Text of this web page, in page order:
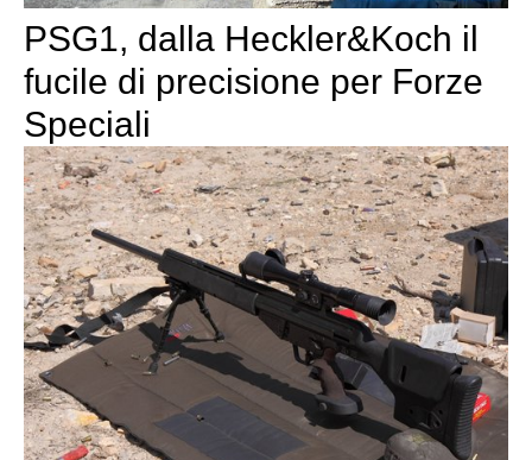
PSG1, dalla Heckler&Koch il
fucile di precisione per Forze
Speciali